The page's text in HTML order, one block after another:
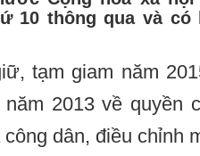
10 thông qua và
tạm giam năm
2013 về quyền
dân, điều chỉnh